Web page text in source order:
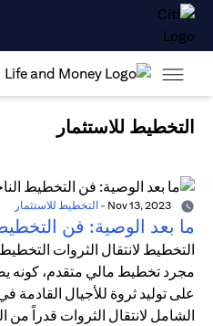
التخطيط للاستثمار
- التخطيط للاستثمار
ما بعد الوصية: فن
التخطيط لانتقال الثروات
مجرد تخطيط مالي متقدم، كونه
على توليد ثروة للأجيال القادمة
الشامل لانتقال الثروات قدراً من